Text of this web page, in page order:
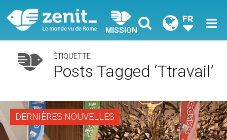
MISSION
FR
ÉTIQUETTE
Posts Tagged ‘ttravail’
DERNIÈRES NOUVELLES